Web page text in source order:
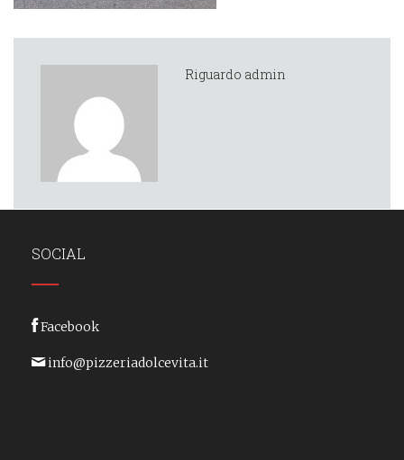
Riguardo admin
SOCIAL
Facebook
info@pizzeriadolcevita.it